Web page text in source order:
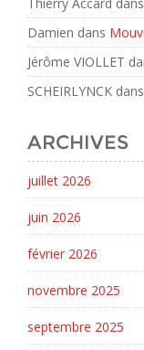
Damien dans
Jérôme VIOLLET
SCHEIRLYNCK dans
ARCHIVES
juillet 2026
juin 2026
février 2026
novembre 2025
septembre 2025